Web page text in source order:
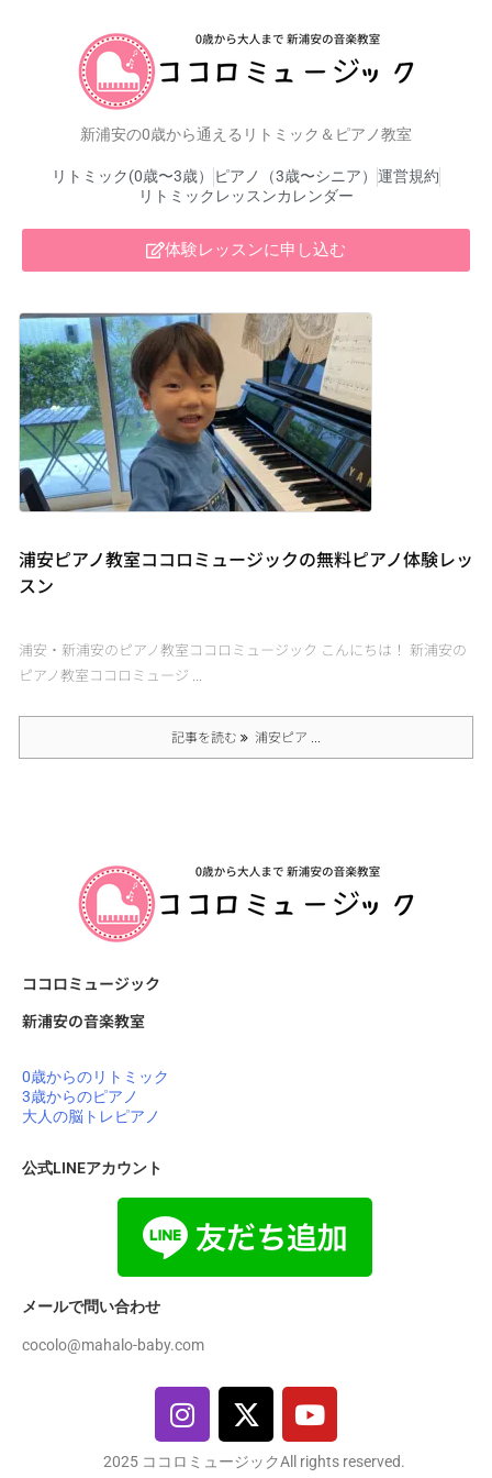
新浦安の0歳から通えるリトミック＆ピアノ教室
リトミック(0歳〜3歳） ピアノ（3歳〜シニア） 運営規約
リトミックレッスンカレンダー
体験レッスンに申し込む
浦安ピアノ教室ココロミュージックの無料ピアノ体験レッ
スン
浦安・新浦安のピアノ教室ココロミュージック こんにちは！ 新浦安の
ピアノ教室ココロミュージ ...
記事を読む 浦安ピア ...
ココロミュージック
新浦安の音楽教室
0歳からのリトミック
3歳からのピアノ
大人の脳トレピアノ
公式LINEアカウント
メールで問い合わせ
cocolo@mahalo-baby.com
2025 ココロミュージックAll rights reserved.